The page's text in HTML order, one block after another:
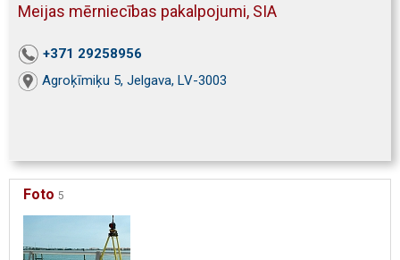
Meijas mērniecības pakalpojumi, SIA
+371 29258956
Agroķīmiķu 5, Jelgava, LV-3003
Foto 5